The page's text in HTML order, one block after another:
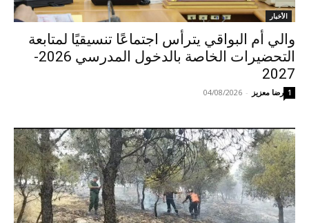
الأخبار
والي أم البواقي يترأس اجتماعًا تنسيقيًا لمتابعة
التحضيرات الخاصة بالدخول المدرسي 2026-
2027
رضا معزيز -
04/08/2026 1